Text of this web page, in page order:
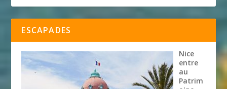
ESCAPADES
Nice
entre
au
Patrim